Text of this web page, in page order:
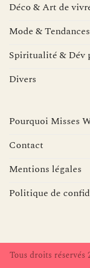
Déco & Art de
Mode & Tendances
Spiritualité & Dév
Divers
Pourquoi Misses
Contact
Mentions légales
Politique de
Tous droits réservés